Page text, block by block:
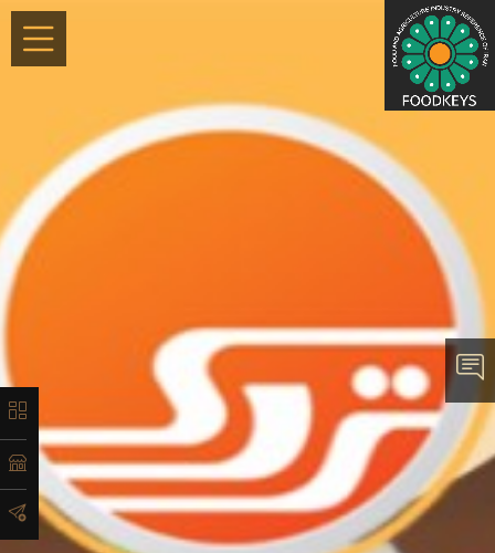
×
معرفی
تاریخچه
لیست
محصولات
آدرس و